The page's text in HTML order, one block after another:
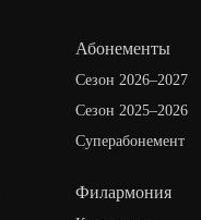
Абонементы
Сезон 2026–2027
Сезон 2025–2026
Суперабонемент
Филармония